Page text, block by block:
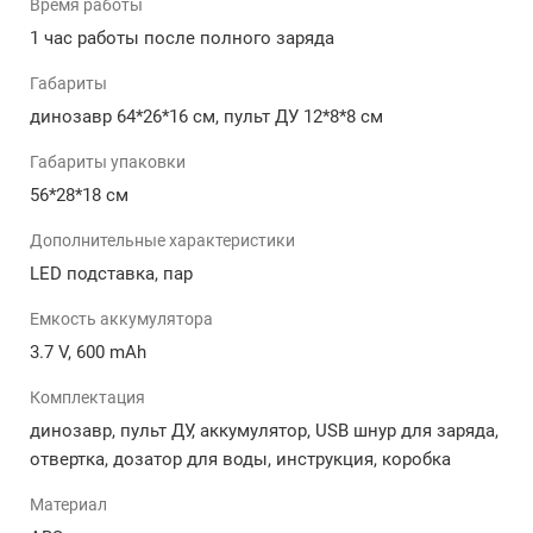
также двигает головой, хвостом и ногами.
Возможность программирования движений
Основные характеристики и функции:
Сенсорное управление CYBER: Игрушка обладает
позволяя ребенку взаимодействовать с роботом
- динозавром без лишних усилий.
парогенератор создает реалистичный эффект
"пара", делая игровой процесс еще
придает игрушке магическую атмосферу.
Размер 64 см: Большие размеры делают эту
реалистичной.
Функции: Динозавр также обладает
Время работы
1 час работы после полного заряда
Габариты
динозавр 64*26*16 см, пульт ДУ 12*8*8 см
Габариты упаковки
56*28*18 см
Дополнительные характеристики
LED подставка, пар
Емкость аккумулятора
3.7 V, 600 mAh
Комплектация
динозавр, пульт ДУ, аккумулятор, USB шнур для заряда,
отвертка, дозатор для воды, инструкция, коробка
Материал